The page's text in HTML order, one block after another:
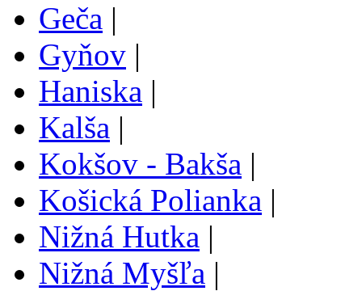
Geča |
Gyňov |
Haniska |
Kalša |
Kokšov - Bakša |
Košická Polianka |
Nižná Hutka |
Nižná Myšľa |